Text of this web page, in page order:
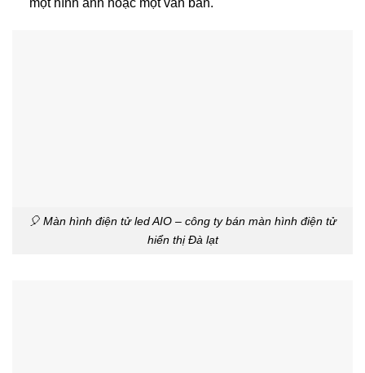
🎈 Màn hình điện tử led AIO – công ty bán màn hình điện tử
hiển thị Đà lạt